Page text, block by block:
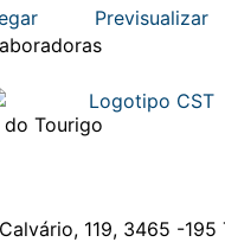
Previsualizar
Tourigo
119, 3465 -195